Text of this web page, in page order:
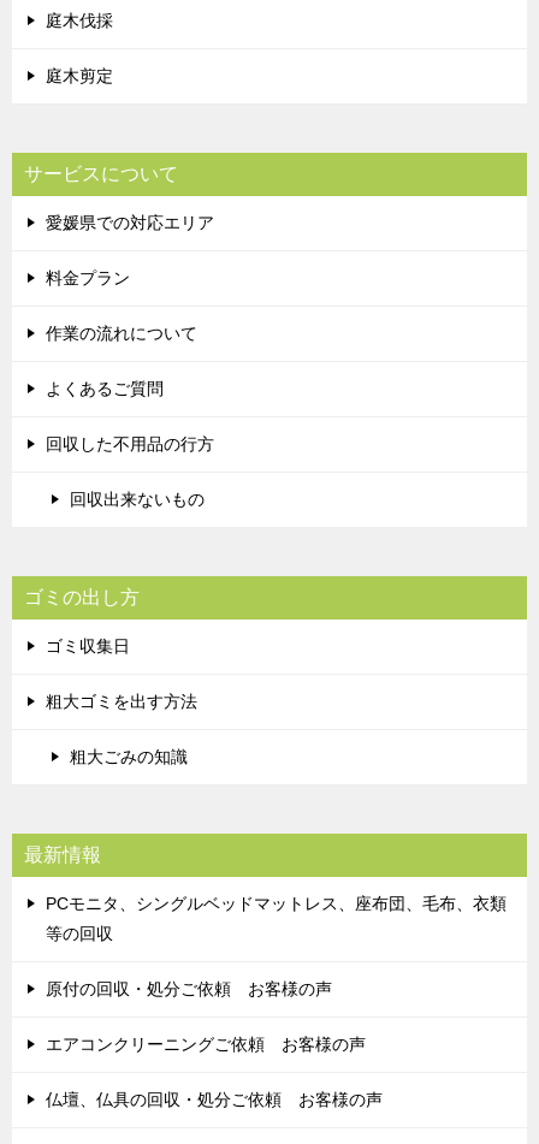
庭木伐採
庭木剪定
サービスについて
愛媛県での対応エリア
料金プラン
作業の流れについて
よくあるご質問
回収した不用品の行方
回収出来ないもの
ゴミの出し方
ゴミ収集日
粗大ゴミを出す方法
粗大ごみの知識
最新情報
PCモニタ、シングルベッドマットレス、座布団、毛布、衣類
等の回収
原付の回収・処分ご依頼 お客様の声
エアコンクリーニングご依頼 お客様の声
仏壇、仏具の回収・処分ご依頼 お客様の声